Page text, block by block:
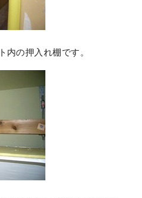
内の押入れ棚です。